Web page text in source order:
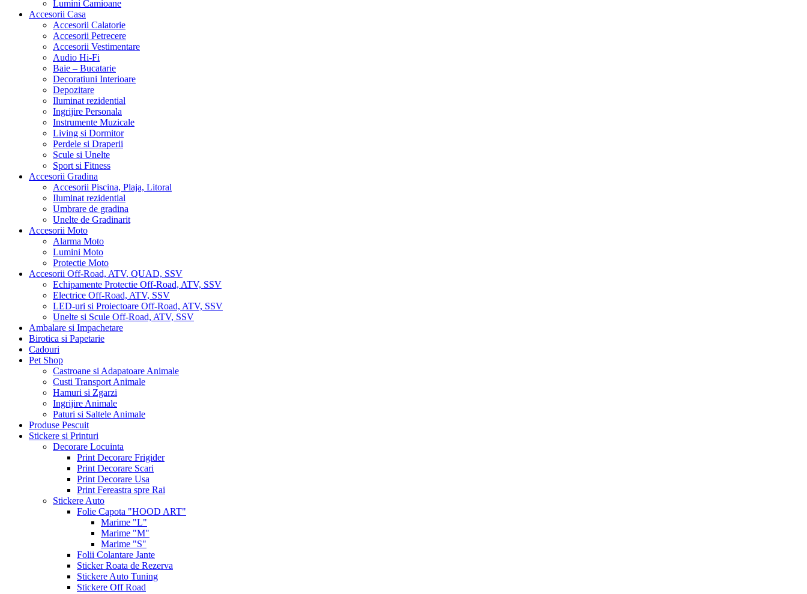
Lumini Camioane
Accesorii Casa
Accesorii Calatorie
Accesorii Petrecere
Accesorii Vestimentare
Audio Hi-Fi
Baie – Bucatarie
Decoratiuni Interioare
Depozitare
Iluminat rezidential
Ingrijire Personala
Instrumente Muzicale
Living si Dormitor
Perdele si Draperii
Scule si Unelte
Sport si Fitness
Accesorii Gradina
Accesorii Piscina, Plaja, Litoral
Iluminat rezidential
Umbrare de gradina
Unelte de Gradinarit
Accesorii Moto
Alarma Moto
Lumini Moto
Protectie Moto
Accesorii Off-Road, ATV, QUAD, SSV
Echipamente Protectie Off-Road, ATV, SSV
Electrice Off-Road, ATV, SSV
LED-uri si Proiectoare Off-Road, ATV, SSV
Unelte si Scule Off-Road, ATV, SSV
Ambalare si Impachetare
Birotica si Papetarie
Cadouri
Pet Shop
Castroane si Adapatoare Animale
Custi Transport Animale
Hamuri si Zgarzi
Ingrijire Animale
Paturi si Saltele Animale
Produse Pescuit
Stickere si Printuri
Decorare Locuinta
Print Decorare Frigider
Print Decorare Scari
Print Decorare Usa
Print Fereastra spre Rai
Stickere Auto
Folie Capota "HOOD ART"
Marime "L"
Marime "M"
Marime "S"
Folii Colantare Jante
Sticker Roata de Rezerva
Stickere Auto Tuning
Stickere Off Road